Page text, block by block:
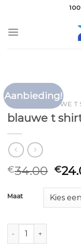
inhoud
Aanbieding!
HOME BLAUWE
blauwe t
€34.00 €
Maat
blauwe t shirts